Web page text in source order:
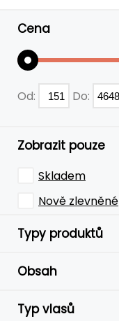
Cena
Od: Do:
Zobrazit pouze
Skladem
Nově zlevněné
Typy produktů
Obsah
Typ vlasů